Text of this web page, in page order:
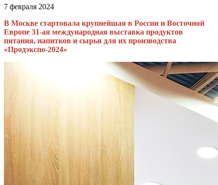
7 февраля 2024
В Москве стартовала крупнейшая в России и Восточной
Европе 31-ая международная выставка продуктов
питания, напитков и сырья для их производства
«Продэкспо-2024»